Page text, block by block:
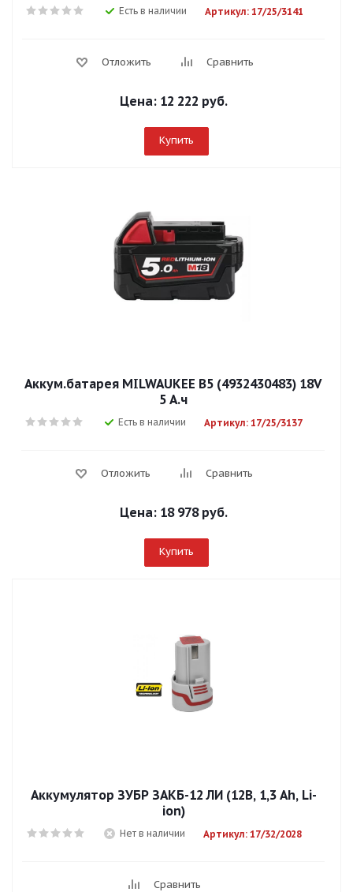
Есть в наличии Артикул: 17/25/3141
Отложить Сравнить
Цена: 12 222 руб.
Купить
Аккум.батарея MILWAUKEE B5 (4932430483) 18V
5 А.ч
Есть в наличии Артикул: 17/25/3137
Отложить Сравнить
Цена: 18 978 руб.
Купить
Аккумулятор ЗУБР ЗАКБ-12 ЛИ (12В, 1,3 Аh, Li-
ion)
Нет в наличии Артикул: 17/32/2028
Сравнить